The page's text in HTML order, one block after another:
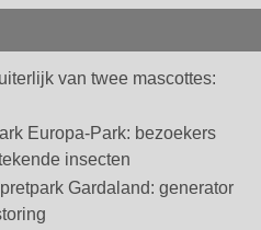
van twee mascottes:
Europa-Park: bezoekers
insecten
Gardaland: generator